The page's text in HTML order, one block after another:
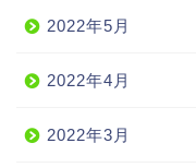
2022年5月
2022年4月
2022年3月